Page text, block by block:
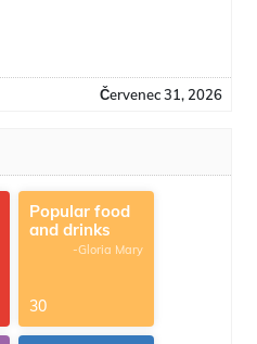
Červenec 31, 2026
Popular food
and drinks
-Gloria Mary
30